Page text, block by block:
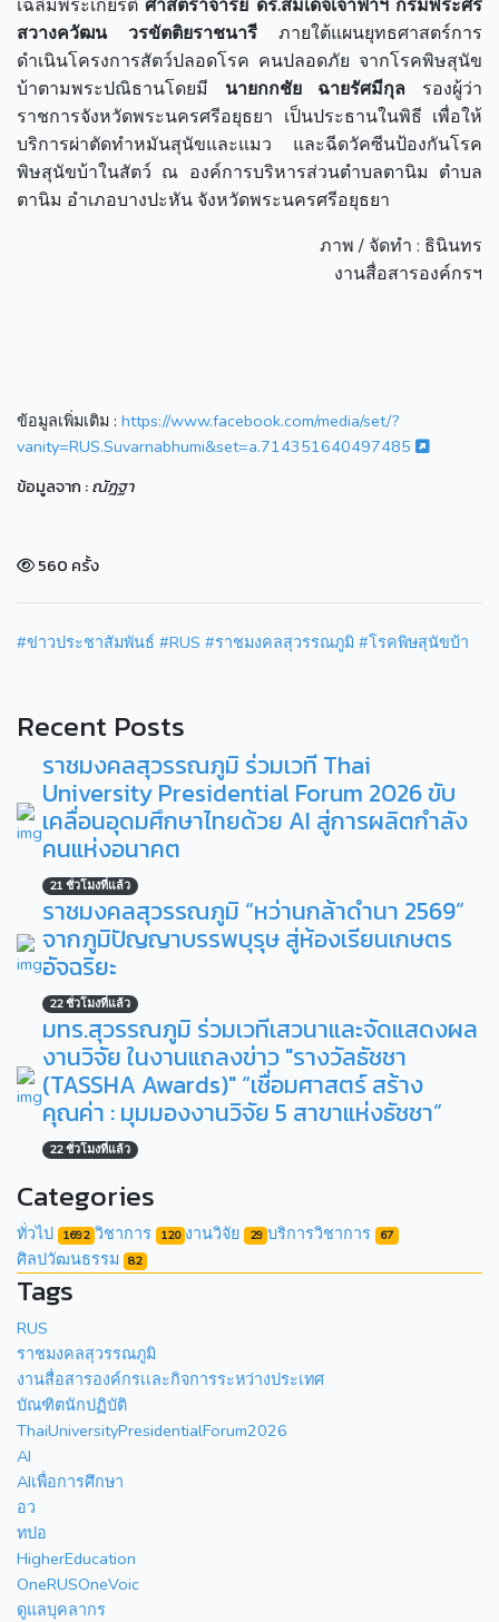
เฉลิมพระเกียรติศาสตราจารย์ ดร.สมเด็จเจ้าฟ้าฯ กรมพระศรี
สวางควัฒน วรขัตติยราชนารี ภายใต้แผนยุทธศาสตร์การ
ดำเนินโครงการสัตว์ปลอดโรค คนปลอดภัย จากโรคพิษสุนัข
บ้าตามพระปณิธานโดยมี นายกกชัย ฉายรัศมีกุล รองผู้ว่า
ราชการจังหวัดพระนครศรีอยุธยา เป็นประธานในพิธี เพื่อให้
บริการผ่าตัดทำหมันสุนัขและแมว และฉีดวัคซีนป้องกันโรค
พิษสุนัขบ้าในสัตว์ ณ องค์การบริหารส่วนตำบลตานิม ตำบล
ตานิม อำเภอบางปะหัน จังหวัดพระนครศรีอยุธยา
ภาพ / จัดทำ : ธินินทร
งานสื่อสารองค์กรฯ
ข้อมูลเพิ่มเติม : https://www.facebook.com/media/set/?
vanity=RUS.Suvarnabhumi&set=a.714351640497485
ข้อมูลจาก :ณัฎฐา
560 ครั้ง
#ข่าวประชาสัมพันธ์ #RUS #ราชมงคลสุวรรณภูมิ #โรคพิษสุนัขบ้า
Recent Posts
ราชมงคลสุวรรณภูมิ ร่วมเวที Thai
University Presidential Forum 2026 ขับ
เคลื่อนอุดมศึกษาไทยด้วย AI สู่การผลิตกำลัง
คนแห่งอนาคต
21 ชั่วโมงที่แล้ว
ราชมงคลสุวรรณภูมิ “หว่านกล้าดำนา 2569”
จากภูมิปัญญาบรรพบุรุษ สู่ห้องเรียนเกษตร
อัจฉริยะ
22 ชั่วโมงที่แล้ว
มทร.สุวรรณภูมิ ร่วมเวทีเสวนาและจัดแสดงผล
งานวิจัย ในงานแถลงข่าว "รางวัลธัชชา
(TASSHA Awards)" “เชื่อมศาสตร์ สร้าง
คุณค่า : มุมมองงานวิจัย 5 สาขาแห่งธัชชา”
22 ชั่วโมงที่แล้ว
Categories
ทั่วไป 1692 วิชาการ 120 งานวิจัย 29 บริการวิชาการ 67
ศิลปวัฒนธรรม 82
Tags
RUS
ราชมงคลสุวรรณภูมิ
งานสื่อสารองค์กรเเละกิจการระหว่างประเทศ
บัณฑิตนักปฏิบัติ
ThaiUniversityPresidentialForum2026
AI
AIเพื่อการศึกษา
อว
ทปอ
HigherEducation
OneRUSOneVoic
ดูแลบุคลากร